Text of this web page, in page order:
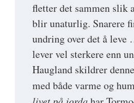
fletter det sammen slik
blir unaturlig. Snarere
undring over det å leve
lever vel sterkere enn
Haugland skildrer
med både varme og